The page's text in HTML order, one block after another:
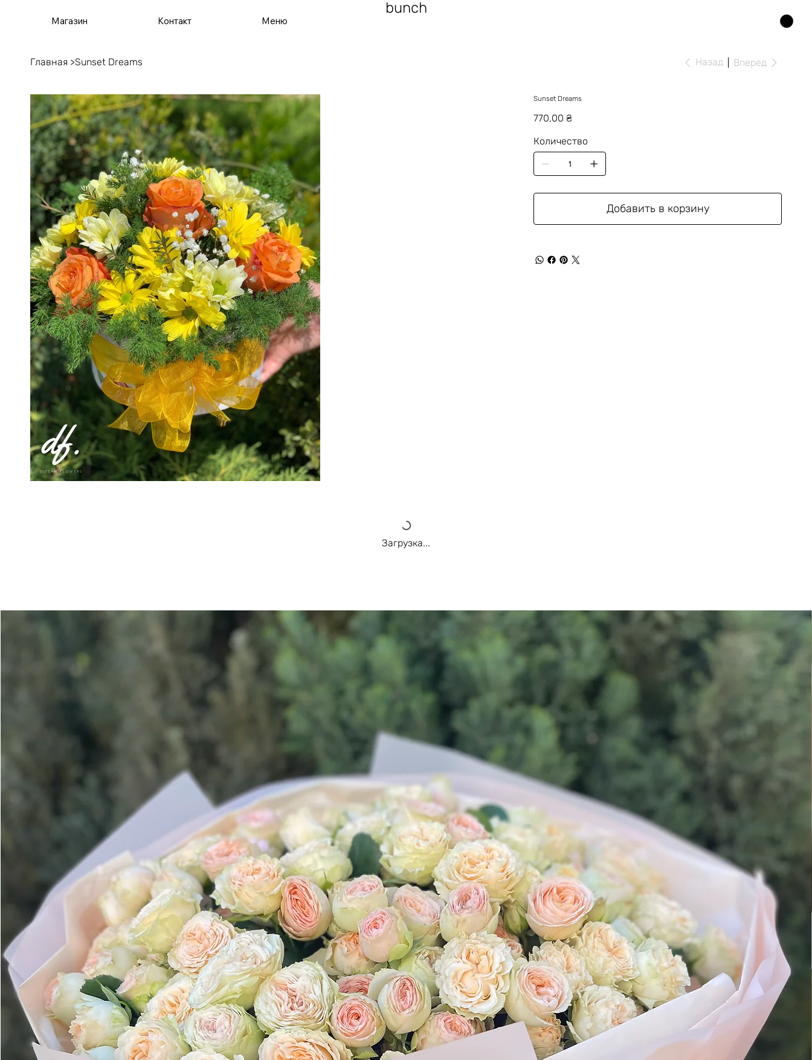
bunch
Магазин Контакт Меню
Главная >Sunset Dreams Назад Вперед
Sunset Dreams
Цена
770,00 ₴
Количество
Добавить в корзину
Загрузка...